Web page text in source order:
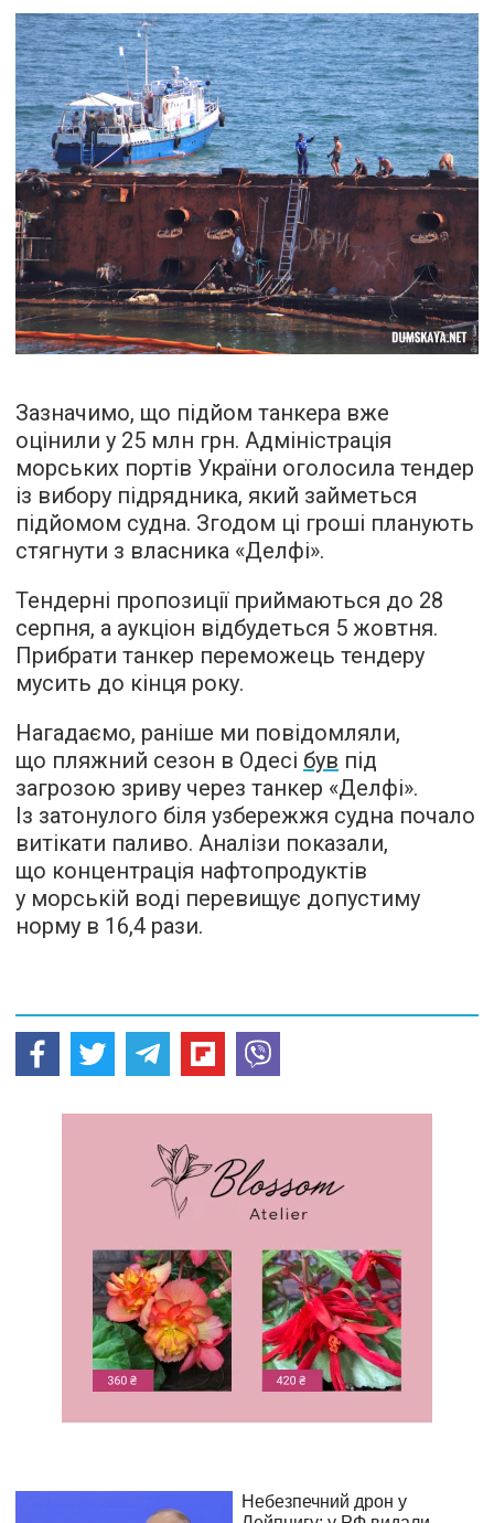
Зазначимо, що підйом танкера вже
оцінили у 25 млн грн. Адміністрація
морських портів України оголосила тендер
із вибору підрядника, який займеться
підйомом судна. Згодом ці гроші планують
стягнути з власника «Делфі».
Тендерні пропозиції приймаються до 28
серпня, а аукціон відбудеться 5 жовтня.
Прибрати танкер переможець тендеру
мусить до кінця року.
Нагадаємо, раніше ми повідомляли,
що пляжний сезон в Одесі був під
загрозою зриву через танкер «Делфі».
Із затонулого біля узбережжя судна почало
витікати паливо. Аналізи показали,
що концентрація нафтопродуктів
у морській воді перевищує допустиму
норму в 16,4 рази.